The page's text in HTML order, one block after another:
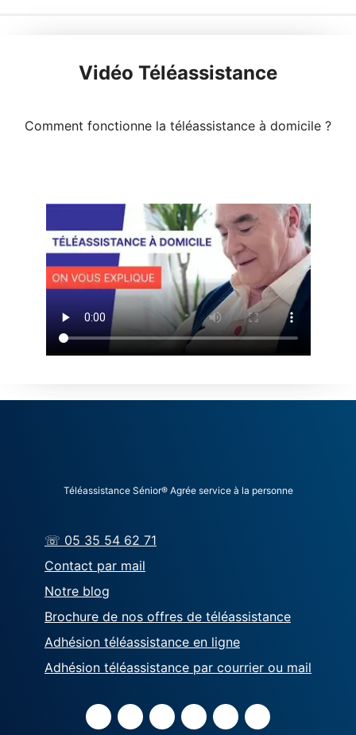
Vidéo Téléassistance
Comment fonctionne la téléassistance à domicile ?
Téléassistance Sénior® Agrée service à la personne
☏ 05 35 54 62 71
Contact par mail
Notre blog
Brochure de nos offres de téléassistance
Adhésion téléassistance en ligne
Adhésion téléassistance par courrier ou mail